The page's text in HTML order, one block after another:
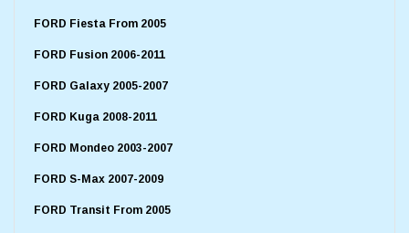
FORD Fiesta From 2005
FORD Fusion 2006-2011
FORD Galaxy 2005-2007
FORD Kuga 2008-2011
FORD Mondeo 2003-2007
FORD S-Max 2007-2009
FORD Transit From 2005